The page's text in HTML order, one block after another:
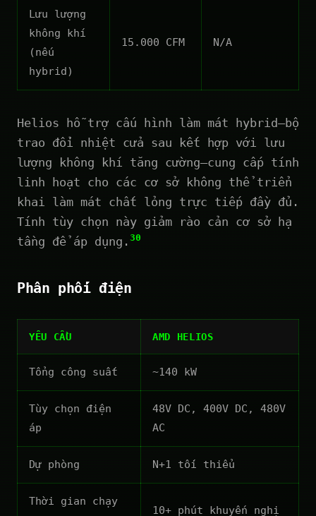
Lưu lượng
không khí
(nếu
hybrid)
15.000 CFM N/A
Helios hỗ trợ cấu hình làm mát hybrid—bộ
trao đổi nhiệt cửa sau kết hợp với lưu
lượng không khí tăng cường—cung cấp tính
linh hoạt cho các cơ sở không thể triển
khai làm mát chất lỏng trực tiếp đầy đủ.
Tính tùy chọn này giảm rào cản cơ sở hạ
tầng để áp dụng. 30
Phân phối điện
YÊU CẦU AMD HELIOS
Tổng công suất ~140 kW
Tùy chọn điện
áp
48V DC, 400V DC, 480V
AC
Dự phòng N+1 tối thiểu
Thời gian chạy
10+ phút khuyến nghị